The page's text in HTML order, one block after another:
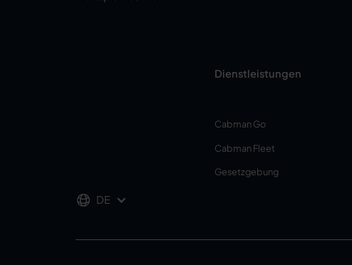
DE
Dienstleistungen
Cabman Go
Cabman Fleet
Gesetzgebung